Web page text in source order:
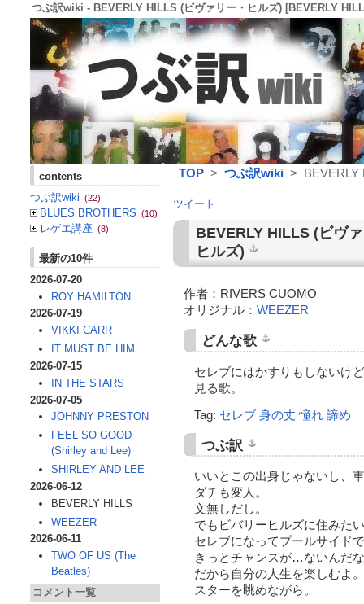
つぶ訳wiki - BEVERLY HILLS (ビヴァリー・ヒルズ) [BEVERLY
TOP > つぶ訳wiki > BEVERLY
ツイート
BEVERLY HILLS(ビヴァ
ヒルズ)
作者：RIVERS CUOMO
オリジナル： WEEZER
どんな歌
セレブにはかすりもしないけ
見る歌。
Tag: セレブ 身の丈 憧れ 諦め
つぶ訳
いいとこの出身じゃないし、
ダチも変人。
文無しだし。
でもビバリーヒルズに住みた
セレブになってプールサイド
きっとチャンスが…ないんだ
だから自分の人生を楽しむよ。
スターを眺めながら。
contents
つぶ訳wiki (22)
BLUES BROTHERS (10)
レゲエ講座 (8)
最新の10件
2026-07-20
ROY HAMILTON
2026-07-19
VIKKI CARR
IT MUST BE HIM
2026-07-15
IN THE STARS
2026-07-05
JOHNNY PRESTON
FEEL SO GOOD
(Shirley and Lee)
SHIRLEY AND LEE
2026-06-12
BEVERLY HILLS
WEEZER
2026-06-11
TWO OF US (The
Beatles)
コメント一覧